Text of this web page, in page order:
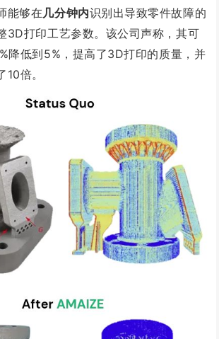
能够在 几分钟内识别出导致零件故障的
3D打印工艺参数。该公司声称，其可
降低到5%，提高了3D打印的质量，并
倍。